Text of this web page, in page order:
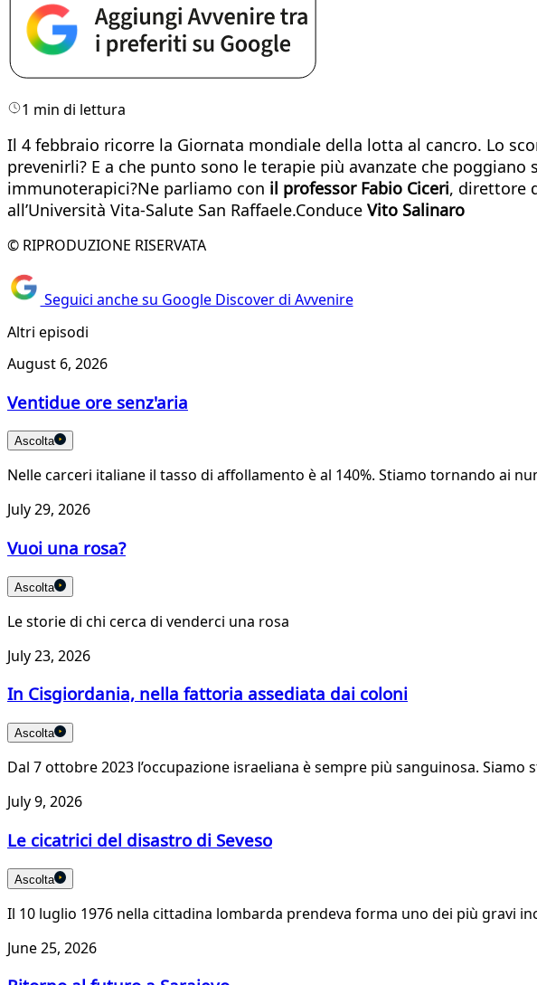
1 min di lettura
Il 4 febbraio ricorre la Giornata mondiale della lotta al cancro. Lo
prevenirli? E a che punto sono le terapie più avanzate che
immunoterapici?Ne parliamo con il professor Fabio Ciceri, direttore
all’Università Vita-Salute San Raffaele.Conduce Vito Salinaro
© RIPRODUZIONE RISERVATA
Seguici anche su Google Discover di Avvenire
Altri episodi
August 6, 2026
Ventidue ore senz'aria
Ascolta
Nelle carceri italiane il tasso di affollamento è al 140%. Stiamo tornando ai
July 29, 2026
Vuoi una rosa?
Ascolta
Le storie di chi cerca di venderci una rosa
July 23, 2026
In Cisgiordania, nella fattoria assediata dai coloni
Ascolta
Dal 7 ottobre 2023 l’occupazione israeliana è sempre più sanguinosa.
July 9, 2026
Le cicatrici del disastro di Seveso
Ascolta
Il 10 luglio 1976 nella cittadina lombarda prendeva forma uno dei più gravi
June 25, 2026